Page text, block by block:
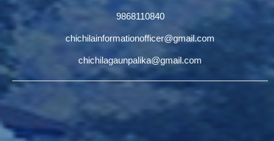
9868110840
chichilainformationofficer@gmail.com
chichilagaunpalika@gmail.com